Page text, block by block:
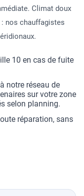
Climat doux
nos chauffagistes
10 en cas de fuite
notre réseau de
sur votre zone
selon planning.
réparation, sans